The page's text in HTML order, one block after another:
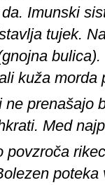
Imunski
tujek.
kuža morda
ne prenašajo
Med
povzroča